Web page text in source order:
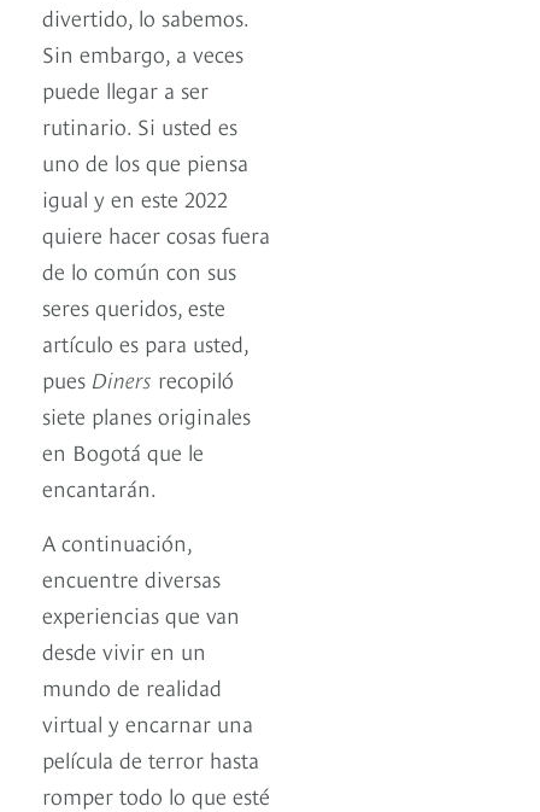
divertido, lo sabemos.
Sin embargo, a veces
puede llegar a ser
rutinario. Si usted es
uno de los que piensa
igual y en este 2022
quiere hacer cosas fuera
de lo común con sus
seres queridos, este
artículo es para usted,
pues Diners recopiló
siete planes originales
en Bogotá que le
encantarán.
A continuación,
encuentre diversas
experiencias que van
desde vivir en un
mundo de realidad
virtual y encarnar una
película de terror hasta
romper todo lo que esté